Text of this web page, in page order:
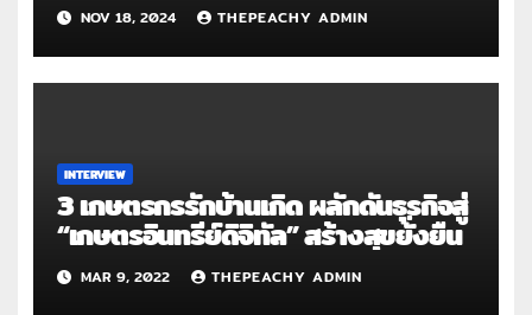
NOV 18, 2024 THEPEACHY ADMIN
INTERVIEW
3 เกษตรกรรักบ้านเกิด ผลักดันธุรกิจสู่
“เกษตรอินทรีย์ดิจิทัล” สร้างสุขยั่งยืน
MAR 9, 2022 THEPEACHY ADMIN